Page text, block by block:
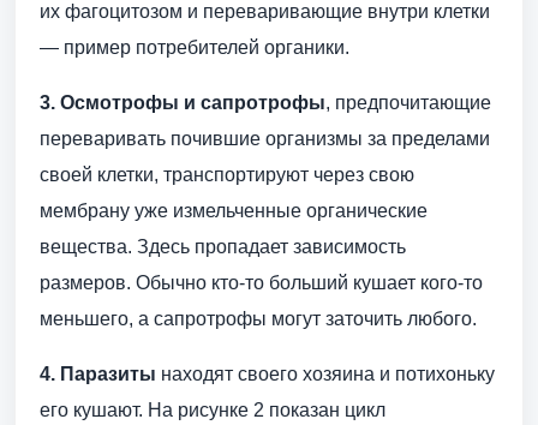
их фагоцитозом и переваривающие внутри клетки
— пример потребителей органики.
3. Осмотрофы и сапротрофы, предпочитающие
переваривать почившие организмы за пределами
своей клетки, транспортируют через свою
мембрану уже измельченные органические
вещества. Здесь пропадает зависимость
размеров. Обычно кто-то больший кушает кого-то
меньшего, а сапротрофы могут заточить любого.
4. Паразиты находят своего хозяина и потихоньку
его кушают. На рисунке 2 показан цикл